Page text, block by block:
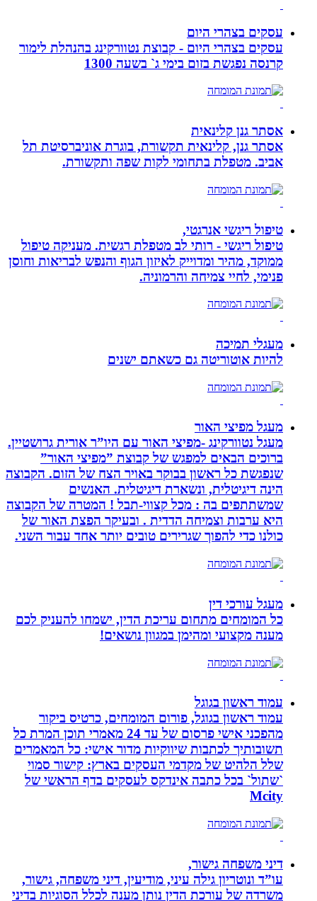
עסקים בצהרי היום
עסקים בצהרי היום - קבוצת נטוורקינג בהנהלת לימור
קרנסה נפגשת בזום בימי ג` בשעה 1300
אסתר גנן קלינאית
אסתר גנן, קלינאית תקשורת, בוגרת אוניברסיטת תל
אביב. מטפלת בתחומי לקות שפה ותקשורת.
טיפול ריגשי אנרגטי,
טיפול ריגשי - רותי לב מטפלת רגשית. מעניקה טיפול
ממוקד, מהיר ומדוייק לאיזון הגוף והנפש לבריאות וחוסן
פנימי, לחיי צמיחה והרמוניה.
מעגלי תמיכה
להיות אוטוריטה גם כשאתם ישנים
מעגל מפיצי האור
מעגל נטוורקינג -מפיצי האור עם היו”ר אורית גרושטיין.
ברוכים הבאים למפגש של קבוצת ”מפיצי האור”
שנפגשת כל ראשון בבוקר באויר הצח של הזום. הקבוצה
הינה דיגיטלית, ונשארת דיגיטלית. האנשים
שמשתתפים בה : מכל קצווי-תבל ! המטרה של הקבוצה
היא ערבות וצמיחה הדדית . ובעיקר הפצת האור של
כולנו כדי להפוך שגרירים טובים יותר אחד עבור השני.
מעגל עורכי דין
כל המומחים מתחום עריכת הדין, ישמחו להעניק לכם
מענה מקצועי ומהימן במגוון נושאים!
עמוד ראשון בגוגל
עמוד ראשון בגוגל, פורום המומחים, כרטיס ביקור
מהפכני אישי פרסום של עד 24 מאמרי תוכן המרת כל
תשובותיך לכתבות שיווקיות מדור אישי: כל המאמרים
שלל הלהיט של מקדמי העסקים בארץ: קישור סמוי
`שתול` בכל כתבה אינדקס לעסקים בדף הראשי של
Mcity
דיני משפחה גישור,
עו”ד ונוטריון גילה עיני, מודיעין, דיני משפחה, גישור,
משרדה של עורכת הדין נותן מענה לכלל הסוגיות בדיני